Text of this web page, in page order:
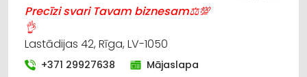
Precīzi svari Tavam biznesam⚖💯
👌
Lastādijas 42, Rīga, LV-1050
+371 29927638 Mājaslapa